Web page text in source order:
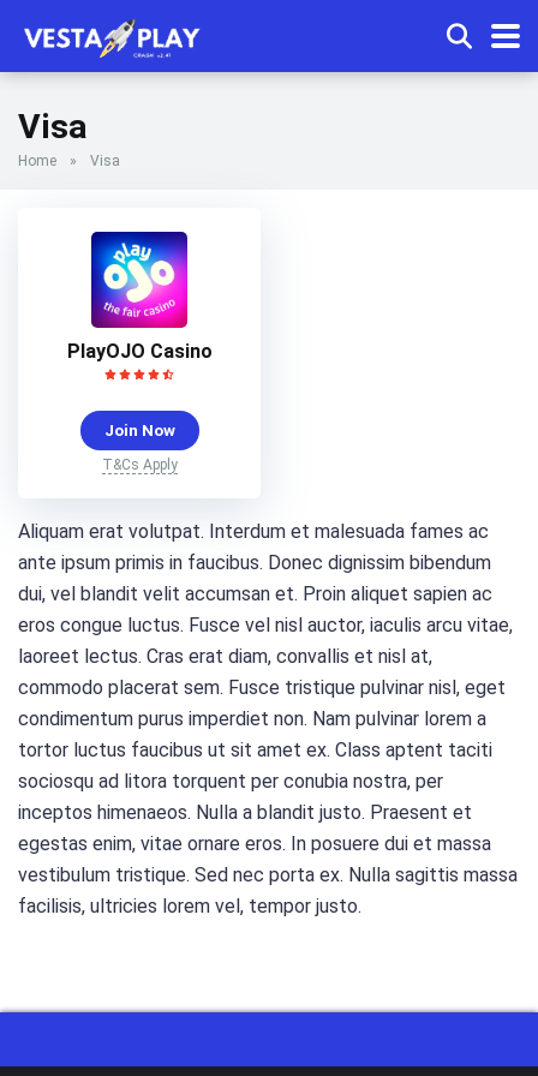
Visa
Home » Visa
PlayOJO Casino
Join Now
T&Cs Apply
Aliquam erat volutpat. Interdum et malesuada fames ac
ante ipsum primis in faucibus. Donec dignissim bibendum
dui, vel blandit velit accumsan et. Proin aliquet sapien ac
eros congue luctus. Fusce vel nisl auctor, iaculis arcu vitae,
laoreet lectus. Cras erat diam, convallis et nisl at,
commodo placerat sem. Fusce tristique pulvinar nisl, eget
condimentum purus imperdiet non. Nam pulvinar lorem a
tortor luctus faucibus ut sit amet ex. Class aptent taciti
sociosqu ad litora torquent per conubia nostra, per
inceptos himenaeos. Nulla a blandit justo. Praesent et
egestas enim, vitae ornare eros. In posuere dui et massa
vestibulum tristique. Sed nec porta ex. Nulla sagittis massa
facilisis, ultricies lorem vel, tempor justo.